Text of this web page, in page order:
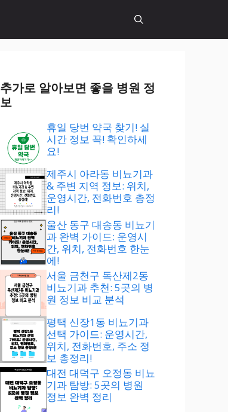
추가로 알아보면 좋을 병원 정
보
휴일 당번 약국 찾기! 실
시간 정보 꼭! 확인하세
요!
제주시 아라동 비뇨기과
& 주변 지역 정보: 위치,
운영시간, 전화번호 총정
리!
울산 동구 대송동 비뇨기
과 완벽 가이드: 운영시
간, 위치, 전화번호 한눈
에!
서울 금천구 독산제2동
비뇨기과 추천: 5곳의 병
원 정보 비교 분석
평택 신장1동 비뇨기과
선택 가이드: 운영시간,
위치, 전화번호, 주소 정
보 총정리!
대전 대덕구 오정동 비뇨
기과 탐방: 5곳의 병원
정보 완벽 정리